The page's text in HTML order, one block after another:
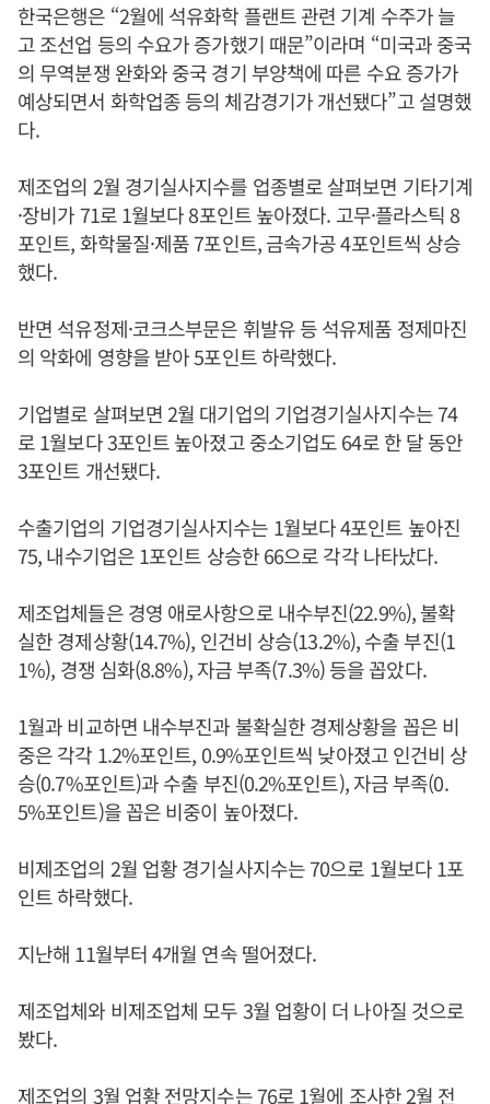
한국은행은 “2월에 석유화학 플랜트 관련 기계 수주가 늘
고 조선업 등의 수요가 증가했기 때문”이라며 “미국과 중국
의 무역분쟁 완화와 중국 경기 부양책에 따른 수요 증가가
예상되면서 화학업종 등의 체감경기가 개선됐다”고 설명했
다.
제조업의 2월 경기실사지수를 업종별로 살펴보면 기타기계
·장비가 71로 1월보다 8포인트 높아졌다. 고무·플라스틱 8
포인트, 화학물질·제품 7포인트, 금속가공 4포인트씩 상승
했다.
반면 석유정제·코크스부문은 휘발유 등 석유제품 정제마진
의 악화에 영향을 받아 5포인트 하락했다.
기업별로 살펴보면 2월 대기업의 기업경기실사지수는 74
로 1월보다 3포인트 높아졌고 중소기업도 64로 한 달 동안
3포인트 개선됐다.
수출기업의 기업경기실사지수는 1월보다 4포인트 높아진
75, 내수기업은 1포인트 상승한 66으로 각각 나타났다.
제조업체들은 경영 애로사항으로 내수부진(22.9%), 불확
실한 경제상황(14.7%), 인건비 상승(13.2%), 수출 부진(1
1%), 경쟁 심화(8.8%), 자금 부족(7.3%) 등을 꼽았다.
1월과 비교하면 내수부진과 불확실한 경제상황을 꼽은 비
중은 각각 1.2%포인트, 0.9%포인트씩 낮아졌고 인건비 상
승(0.7%포인트)과 수출 부진(0.2%포인트), 자금 부족(0.
5%포인트)을 꼽은 비중이 높아졌다.
비제조업의 2월 업황 경기실사지수는 70으로 1월보다 1포
인트 하락했다.
지난해 11월부터 4개월 연속 떨어졌다.
제조업체와 비제조업체 모두 3월 업황이 더 나아질 것으로
봤다.
제조업의 3월 업황 전망지수는 76로 1월에 조사한 2월 전